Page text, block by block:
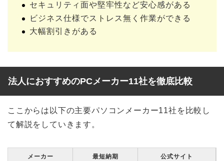
セキュリティ面や堅牢性など安心感がある
ビジネス仕様でストレス無く作業ができる
大幅割引きがある
法人におすすめのPCメーカー11社を徹底比較
ここからは以下の主要パソコンメーカー11社を比較し
て解説をしていきます。
メーカー 最短納期 公式サイト